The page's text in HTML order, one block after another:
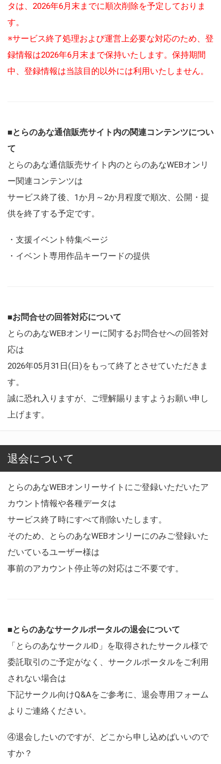
タは、2026年6月末までに順次削除を予定しておりま
す。
※サービス終了処理および運営上必要な対応のため、登
録情報は2026年6月末まで保持いたします。保持期間
中、登録情報は当該目的以外には利用いたしません。
■とらのあな通信販売サイト内の関連コンテンツについ
て
とらのあな通信販売サイト内のとらのあなWEBオンリ
ー関連コンテンツは
サービス終了後、1か月～2か月程度で順次、公開・提
供を終了する予定です。
・支援イベント特集ページ
・イベント専用作品キーワードの提供
■お問合せの回答対応について
とらのあなWEBオンリーに関するお問合せへの回答対
応は
2026年05月31日(日)をもって終了とさせていただきま
す。
誠に恐れ入りますが、ご理解賜りますようお願い申し
上げます。
退会について
とらのあなWEBオンリーサイトにご登録いただいたア
カウント情報や各種データは
サービス終了時にすべて削除いたします。
そのため、とらのあなWEBオンリーにのみご登録いた
だいているユーザー様は
事前のアカウント停止等の対応はご不要です。
■とらのあなサークルポータルの退会について
「とらのあなサークルID」を取得されたサークル様で
委託取引のご予定がなく、サークルポータルをご利用
されない場合は
下記サークル向けQ&Aをご参考に、退会専用フォーム
よりご連絡ください。
④退会したいのですが、どこから申し込めばいいので
すか？